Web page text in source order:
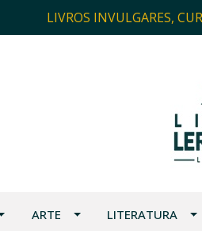
LIVROS INVULGARES,
ARTE LITERATURA